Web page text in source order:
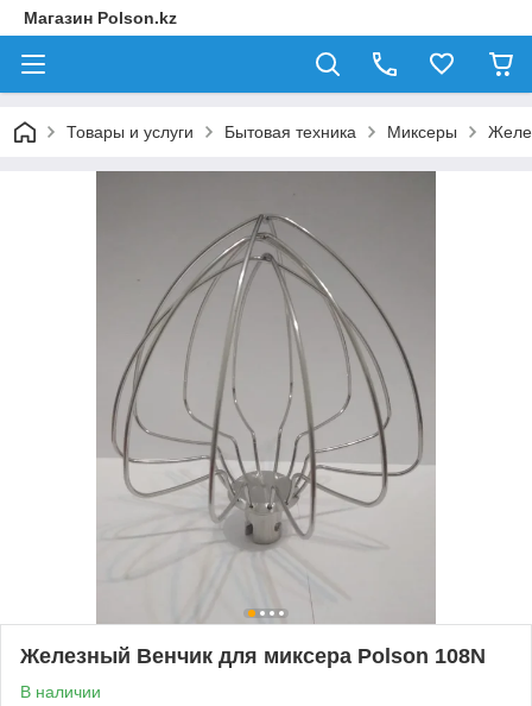
Магазин Polson.kz
Товары и услуги Бытовая техника Миксеры
Железный Венчик для миксера Polson 108N
В наличии